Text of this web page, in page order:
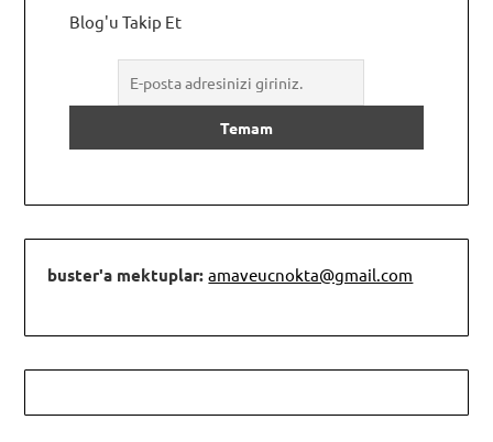
Blog'u Takip Et
buster'a mektuplar:amaveucnokta@gmail.com